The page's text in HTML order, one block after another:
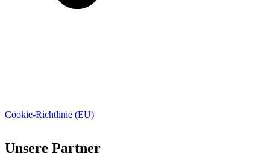
Cookie-Richtlinie (EU)
Unsere Partner